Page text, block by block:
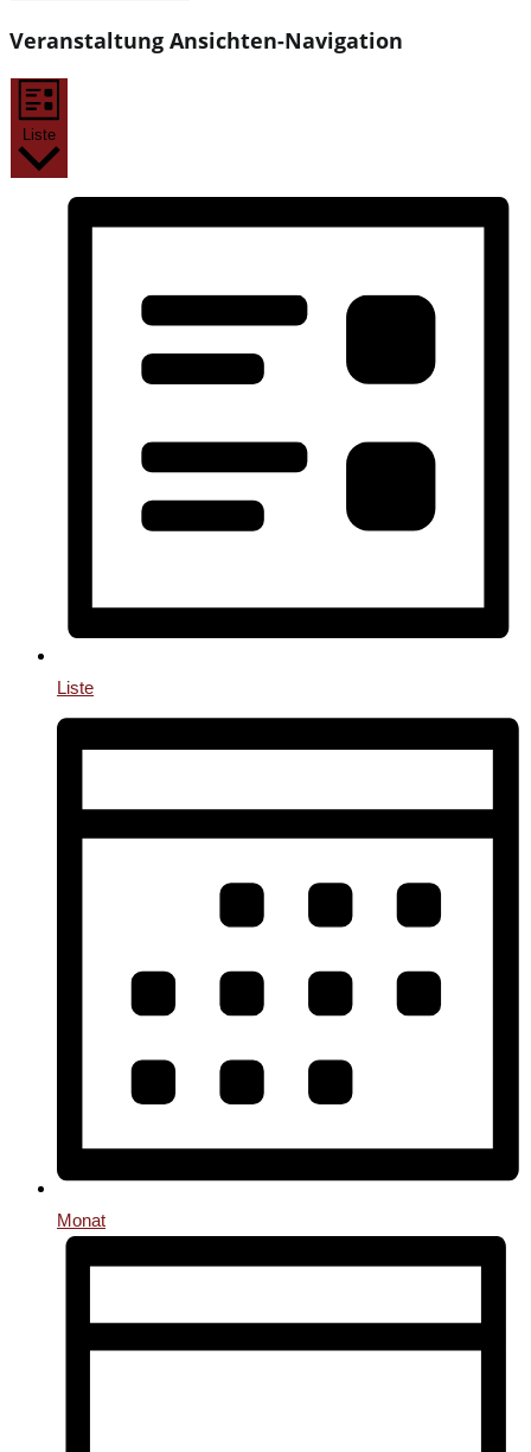
Veranstaltung Ansichten-Navigation
Liste
Liste
Monat